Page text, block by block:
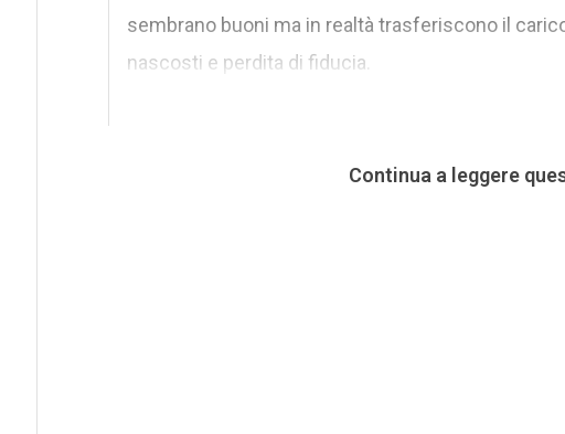
sembrano buoni ma in realtà trasferiscono il
nascosti e perdita di fiducia.
Continua a leggere